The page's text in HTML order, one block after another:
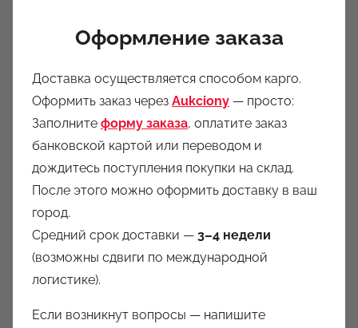
Оформление заказа
Доставка осуществляется способом карго.
Оформить заказ через Aukciony — просто:
Заполните форму заказа, оплатите заказ
банковской картой или переводом и
дождитесь поступления покупки на склад.
После этого можно оформить доставку в ваш
город.
Средний срок доставки — 3–4 недели
(возможны сдвиги по международной
логистике).
Если возникнут вопросы — напишите